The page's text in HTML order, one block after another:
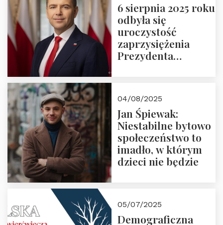
6 sierpnia 2025 roku
odbyła się
uroczystość
zaprzysiężenia
Prezydenta
Nawrockiego
04/08/2025
Jan Śpiewak:
Niestabilne bytowo
społeczeństwo to
imadło, w którym
dzieci nie będzie
05/07/2025
Demograficzna